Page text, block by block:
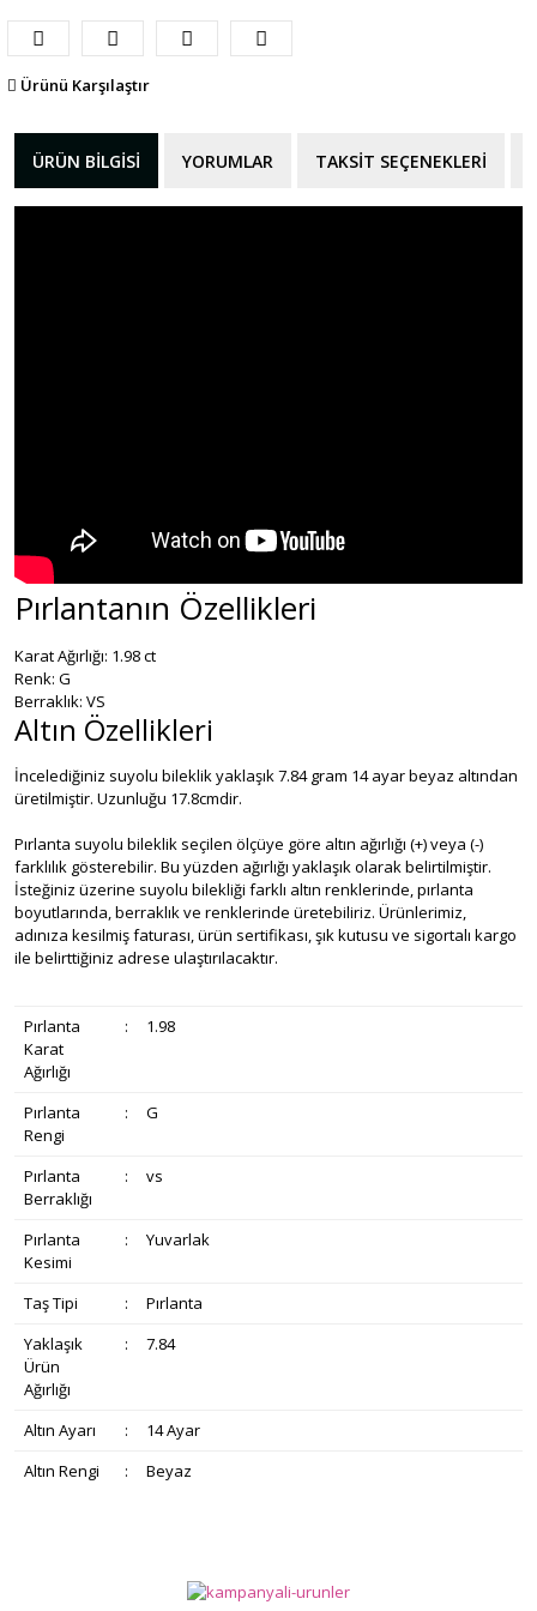
Ürünü Karşılaştır
ÜRÜN BILGISI YORUMLAR TAKSIT SEÇENEKLERI
Pırlantanın Özellikleri
Karat Ağırlığı: 1.98 ct
Renk: G
Berraklık: VS
Altın Özellikleri
İncelediğiniz suyolu bileklik yaklaşık 7.84 gram 14 ayar beyaz altından
üretilmiştir. Uzunluğu 17.8cmdir.
Pırlanta suyolu bileklik seçilen ölçüye göre altın ağırlığı (+) veya (-)
farklılık gösterebilir. Bu yüzden ağırlığı yaklaşık olarak belirtilmiştir.
İsteğiniz üzerine suyolu bilekliği farklı altın renklerinde, pırlanta
boyutlarında, berraklık ve renklerinde üretebiliriz. Ürünlerimiz,
adınıza kesilmiş faturası, ürün sertifikası, şık kutusu ve sigortalı kargo
ile belirttiğiniz adrese ulaştırılacaktır.
Pırlanta
Karat
Ağırlığı
: 1.98
Pırlanta
Rengi
: G
Pırlanta
Berraklığı
: vs
Pırlanta
Kesimi
: Yuvarlak
Taş Tipi :
Pırlanta
Yaklaşık
Ürün
Ağırlığı
: 7.84
Altın Ayarı :
14 Ayar
Altın Rengi
: Beyaz
Bu ürüne ilk yorumu siz yapın!
kullanarak tarafımıza iletebilirsiniz.
Ürün hakkında henüz soru sorulmamış.